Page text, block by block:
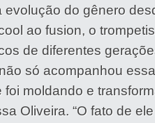
evolução do gênero
ao fusion, o
de diferentes
só acompanhou
foi moldando e
Oliveira. “O fato de